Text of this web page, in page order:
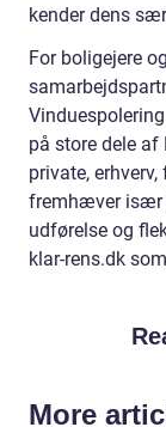
kender dens
For boligejere
på store dele
private,
fremhæver især
udførelse og
klar-rens.dk
More